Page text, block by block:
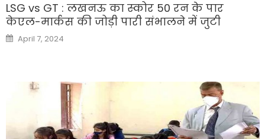
LSG vs GT : लखनऊ का स्कोर 50 रन के पार
केएल-मार्कस की जोड़ी पारी संभालने में जुटी
Posted
on
April 7, 2024